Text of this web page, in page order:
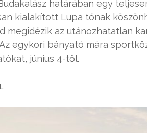
határában egy
kialakított Lupa tónak
megidézik az utánozhatatlan
egykori bányató mára
június 4-től.